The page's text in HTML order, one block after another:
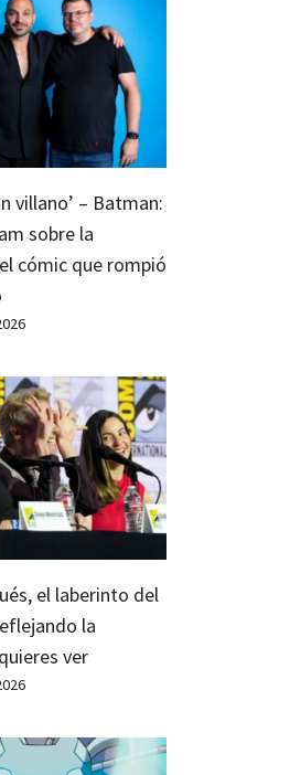
villano’ – Batman:
sobre la
cómic que rompió
el laberinto del
la
ver